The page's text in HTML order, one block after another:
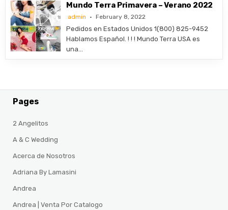
Mundo Terra Primavera – Verano 2022
admin February 8, 2022
Pedidos en Estados Unidos 1(800) 825-9452
Hablamos Español. ! ! ! Mundo Terra USA es
una…
Pages
2 Angelitos
A & C Wedding
Acerca de Nosotros
Adriana By Lamasini
Andrea
Andrea | Venta Por Catalogo